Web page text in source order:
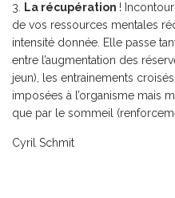
La récupération !
de vos ressources mentales
intensité donnée. Elle passe
entre l’augmentation des
jeun), les entrainements
imposées à l’organisme mais
que par le sommeil
Cyril Schmit